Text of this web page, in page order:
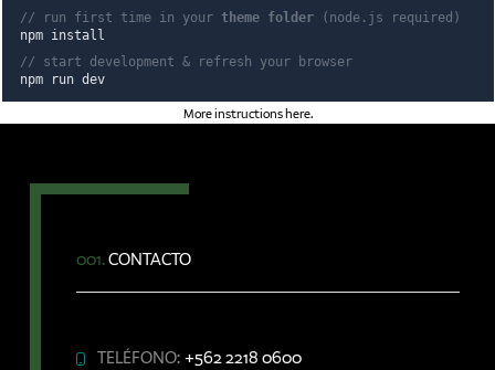
// run first time in your theme folder(node.js required)
npm install
// start development & refresh your browser
npm run dev
More instructions here.
001.CONTACTO
TELÉFONO: +562 2218 0600